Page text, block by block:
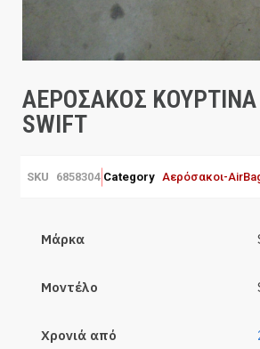
ΑΕΡΟΣΑΚΟΣ ΚΟΥΡΤΙΝΑ
SWIFT
SKU 6858304 Category Αερόσακοι-
Μάρκα
Μοντέλο
Χρονιά από